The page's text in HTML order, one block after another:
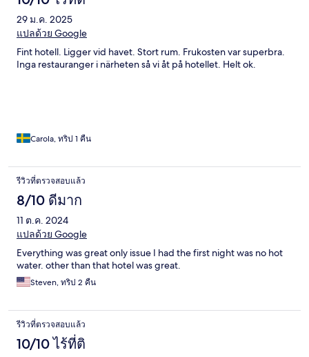
29 ม.ค. 2025
แปลด้วย Google
Fint hotell. Ligger vid havet. Stort rum. Frukosten var superbra.
Inga restauranger i närheten så vi åt på hotellet. Helt ok.
Carola, ทริป 1 คืน
รีวิวที่ตรวจสอบแล้ว
8/10 ดีมาก
11 ต.ค. 2024
แปลด้วย Google
Everything was great only issue I had the first night was no hot
water. other than that hotel was great.
Steven, ทริป 2 คืน
รีวิวที่ตรวจสอบแล้ว
10/10 ไร้ที่ติ